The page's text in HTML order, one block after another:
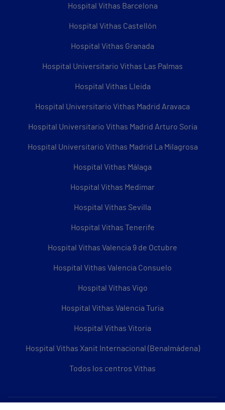
Hospital Vithas Barcelona
Hospital Vithas Castellón
Hospital Vithas Granada
Hospital Universitario Vithas Las Palmas
Hospital Vithas Lleida
Hospital Universitario Vithas Madrid Aravaca
Hospital Universitario Vithas Madrid Arturo Soria
Hospital Universitario Vithas Madrid La Milagrosa
Hospital Vithas Málaga
Hospital Vithas Medimar
Hospital Vithas Sevilla
Hospital Vithas Tenerife
Hospital Vithas Valencia 9 de Octubre
Hospital Vithas Valencia Consuelo
Hospital Vithas Vigo
Hospital Vithas Valencia Turia
Hospital Vithas Vitoria
Hospital Vithas Xanit Internacional (Benalmádena)
Todos los centros Vithas